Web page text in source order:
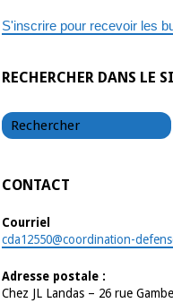
S'inscrire pour recevoir les
RECHERCHER DANS LE
CONTACT
Courriel
cda12550@coordination-
Adresse postale :
Chez JL Landas – 26 rue